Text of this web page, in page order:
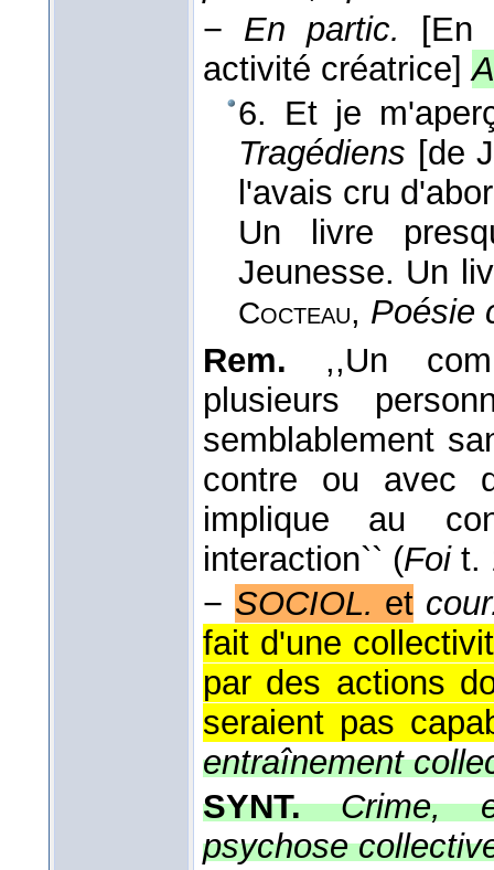
− En partic.
[En
activité créatrice]
6. Et je
Tragédiens [de
l'avais cru
Un livre
Jeunesse. Un
Cocteau, Poésie
Rem. ,,Un
plusieurs
semblablement
contre ou avec
implique au
interaction`` (Foit.
− SOCIOL. et
fait d'une
par des actions
seraient pas
entraînement
SYNT.Crime,
psychose